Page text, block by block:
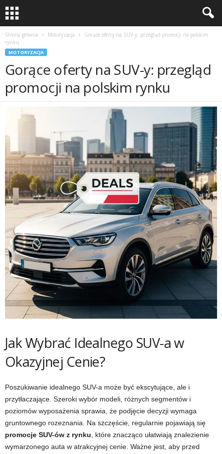
Strona główna Motoryzacja
Gorące oferty na SUV-y: przegląd promocji na polskim
rynku
MOTORYZACJA
Gorące oferty na SUV-y: przegląd
promocji na polskim rynku
Jak Wybrać Idealnego SUV-a w
Okazyjnej Cenie?
Poszukiwanie idealnego SUV-a może być ekscytujące, ale i
przytłaczające. Szeroki wybór modeli, różnych segmentów i
poziomów wyposażenia sprawia, że podjęcie decyzji wymaga
gruntownego rozeznania. Na szczęście, regularnie pojawiają się
promocje SUV-ów z rynku , które znacząco ułatwiają znalezienie
wymarzonego auta w atrakcyjnej cenie. Ważne jest, aby przed